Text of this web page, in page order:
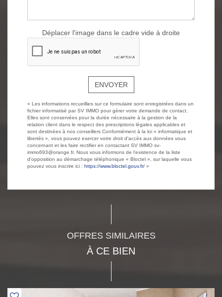
Déplacer l'image dans le cadre vide à droite
ENVOYER
« Les informations recueillies sur ce formulaire sont enregistrées dans un
fichier informatisé par SV IMMO pour gérer votre demande de contact.
Elles sont conservées pour la durée nécessaire à la gestion de la
relation client dans le respect des prescriptions légales applicables et
sont destinées à nos conseillers Conformément à la loi « informatique et
libertés », vous pouvez exercer votre droit d'accès aux données vous
concernant et les faire rectifier en contactant SV IMMO sv-
immo693@orange.fr. Nous vous informons de l'existence de la liste
d'opposition au démarchage téléphonique « Bloctel », sur laquelle vous
pouvez vous inscrire ici : https://www.bloctel.gouv.fr/ »
OFFRES SIMILAIRES
À CE BIEN